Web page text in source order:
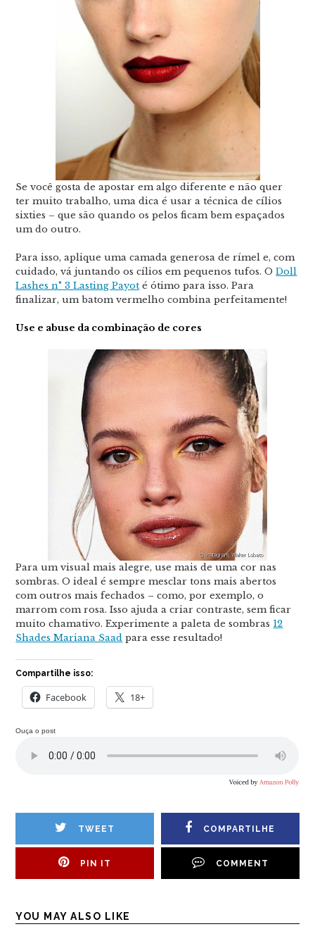
Se você gosta de apostar em algo diferente e não quer
ter muito trabalho, uma dica é usar a técnica de cílios
sixties – que são quando os pelos ficam bem espaçados
um do outro.
Para isso, aplique uma camada generosa de rímel e, com
cuidado, vá juntando os cílios em pequenos tufos. ODoll
Lashes n° 3 Lasting Payot é ótimo para isso. Para
finalizar, um batom vermelho combina perfeitamente!
Use e abuse da combinação de cores
Para um visual mais alegre, use mais de uma cor nas
sombras. O ideal é sempre mesclar tons mais abertos
com outros mais fechados – como, por exemplo, o
marrom com rosa. Isso ajuda a criar contraste, sem ficar
muito chamativo. Experimente a paleta de sombras 12
Shades Mariana Saad para esse resultado!
Compartilhe isso:
Facebook 18+
Ouça o post
TWEET COMPARTILHE
PIN IT COMMENT
YOU MAY ALSO LIKE